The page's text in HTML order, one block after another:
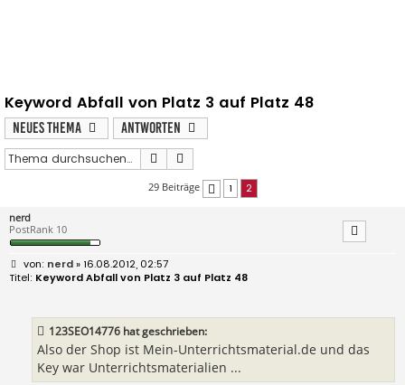
Keyword Abfall von Platz 3 auf Platz 48
Neues Thema
Antworten
Suche
29 Beiträge Vorherige
1 2
nerd
PostRank 10
B
e
i
nerd» 16.08.2012, 02:57
Keyword Abfall von Platz 3 auf Platz 48
123SEO14776 hat geschrieben:
Also der Shop ist Mein-Unterrichtsmaterial.de und das
Key war Unterrichtsmaterialien ...